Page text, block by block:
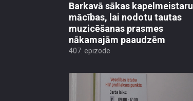
Barkavā sākas kapelmeistaru
mācības, lai nodotu tautas
muzicēšanas prasmes
nākamajām paaudzēm
407. epizode